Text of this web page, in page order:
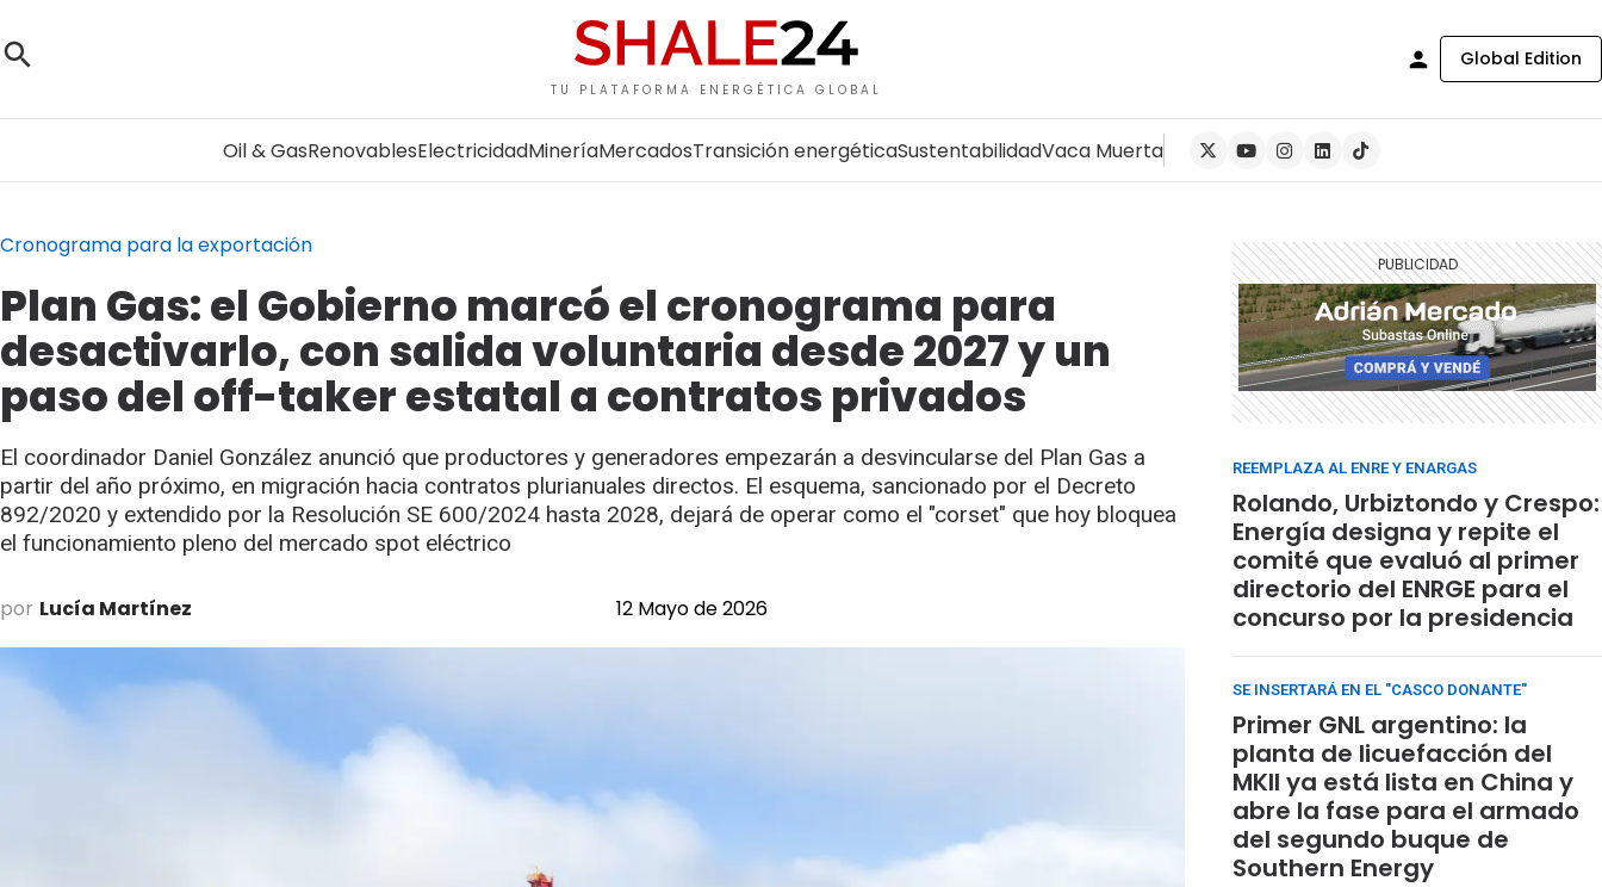
TU PLATAFORMA ENERGÉTICA GLOBAL
Global Edition
Oil & GasRenovablesElectricidadMineríaMercadosTransición energéticaSustentabilidadVaca Muerta
Cronograma para la exportación
Plan Gas: el Gobierno marcó el cronograma para
desactivarlo, con salida voluntaria desde 2027 y un
paso del off-taker estatal a contratos privados
El coordinador Daniel González anunció que productores y generadores empezarán a desvincularse del Plan Gas a
partir del año próximo, en migración hacia contratos plurianuales directos. El esquema, sancionado por el Decreto
892/2020 y extendido por la Resolución SE 600/2024 hasta 2028, dejará de operar como el "corset" que hoy bloquea
el funcionamiento pleno del mercado spot eléctrico
por Lucía Martínez 12 Mayo de 2026
REEMPLAZA AL ENRE Y ENARGAS
Rolando, Urbiztondo y Crespo:
Energía designa y repite el
comité que evaluó al primer
directorio del ENRGE para el
concurso por la presidencia
SE INSERTARÁ EN EL "CASCO DONANTE"
Primer GNL argentino: la
planta de licuefacción del
MKII ya está lista en China y
abre la fase para el armado
del segundo buque de
Southern Energy